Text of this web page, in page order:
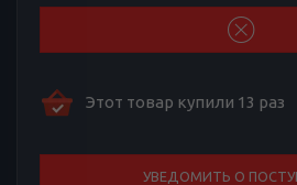
Этот товар купили 13 раз
УВЕДОМИТЬ О